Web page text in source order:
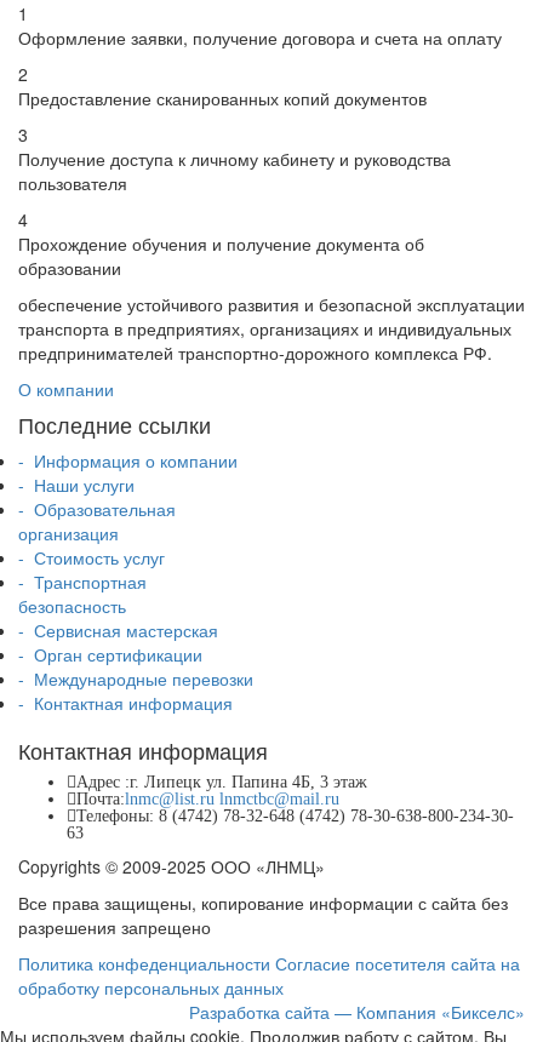
1
Оформление заявки, получение договора и счета на оплату
2
Предоставление сканированных копий документов
3
Получение доступа к личному кабинету и руководства
пользователя
4
Прохождение обучения и получение документа об
образовании
обеспечение устойчивого развития и безопасной эксплуатации
транспорта в предприятиях, организациях и индивидуальных
предпринимателей транспортно-дорожного комплекса РФ.
О компании
Последние ссылки
- Информация о компании
- Наши услуги
- Образовательная
организация
- Стоимость услуг
- Транспортная
безопасность
- Сервисная мастерская
- Орган сертификации
- Международные перевозки
- Контактная информация
Контактная информация
Адрес :г. Липецк ул. Папина 4Б, 3 этаж
Почта:lnmc@list.ru lnmctbc@mail.ru
Телефоны: 8 (4742) 78-32-648 (4742) 78-30-638-800-234-30-
63
Copyrights © 2009-2025 ООО «ЛНМЦ»
Все права защищены, копирование информации с сайта без
разрешения запрещено
Политика конфеденциальности Согласие посетителя сайта на
обработку персональных данных
Разработка сайта — Компания «Бикселс»
Мы используем файлы cookie. Продолжив работу с сайтом, Вы